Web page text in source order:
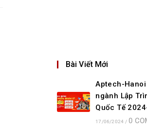
Bài Viết Mới
Aptech-
ngành Lập
Quốc Tế
17/06/2024 / 0